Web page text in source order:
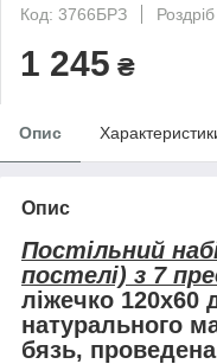
Код: 3766БРЗ
Роздріб
1 245 ₴
Опис
Опис
Постільний
постелі) з 7
ліжечко 120х60
натурального
бязь,